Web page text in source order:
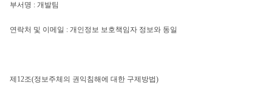
부서명 : 개발팀
연락처 및 이메일 : 개인정보 보호책임자 정보와 동일
제12조(정보주체의 권익침해에 대한 구제방법)